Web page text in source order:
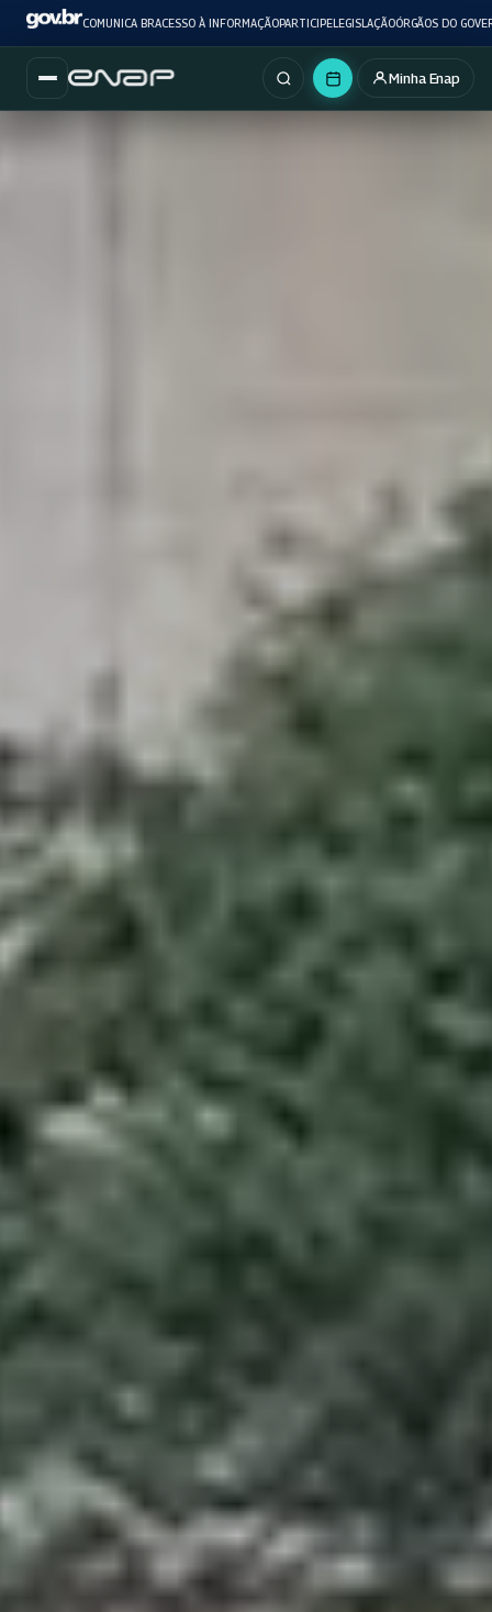
COMUNICA BRACESSO À INFORMAÇÃOPARTICIPELEGISLAÇÃOÓRGÃOS DO
Buscar no portal
Minha Enap